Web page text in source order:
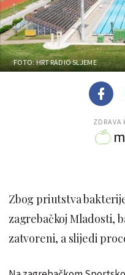
FOTO: HRT RADIO SLJEME
ZDRAVA
Zbog priutstva
zagrebačkoj Mladosti,
zatvoreni, a slijedi